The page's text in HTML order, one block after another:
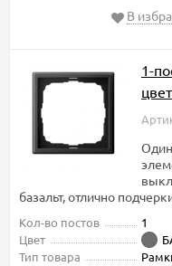
В
1-
базальт, отлично
Кол-во постов
1
Цвет
Тип товара